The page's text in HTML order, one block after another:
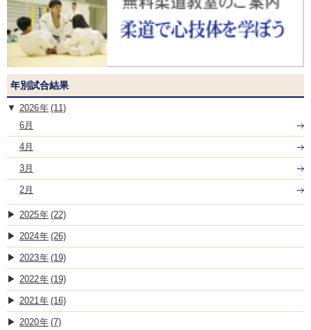
年別試合結果
2026
(11)
6月
4月
3月
2月
2025 (22)
2024 (26)
2023 (19)
2022 (19)
2021 (16)
2020 (7)